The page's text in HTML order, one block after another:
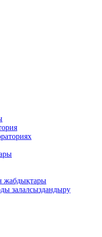
жабдықтары
залалсыздандыру